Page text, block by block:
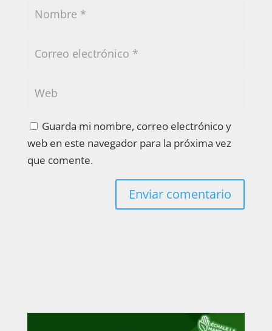
Guarda mi nombre, correo electrónico y
web en este navegador para la próxima vez
que comente.